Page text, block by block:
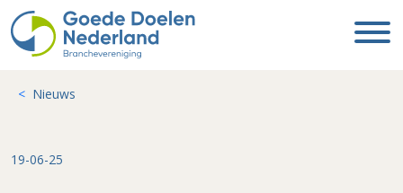
Nieuws
19-06-25